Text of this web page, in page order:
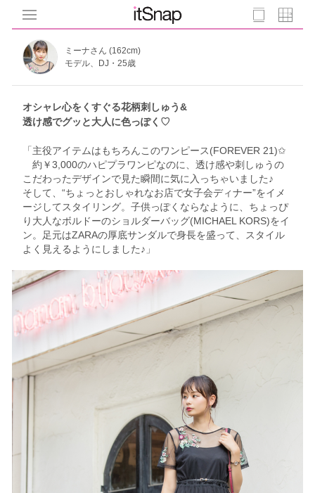
ミーナさん (162cm)
モデル、DJ・25歳
オシャレ心をくすぐる花柄刺しゅう&
透け感でグッと大人に色っぽく♡
「主役アイテムはもちろんこのワンピース(FOREVER 21)✩
約￥3,000のハピプラワンピなのに、透け感や刺しゅうの
こだわったデザインで見た瞬間に気に入っちゃいました♪
そして、“ちょっとおしゃれなお店で女子会ディナー”をイメ
ージしてスタイリング。子供っぽくならなように、ちょっぴ
り大人なボルドーのショルダーバッグ(MICHAEL KORS)をイ
ン。足元はZARAの厚底サンダルで身長を盛って、スタイル
よく見えるようにしました♪」